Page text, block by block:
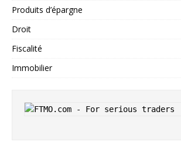
Produits d’épargne
Droit
Fiscalité
Immobilier